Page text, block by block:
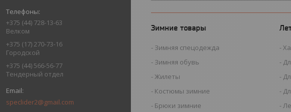
+375 (44) 728-13-63
Велком
+375 (17) 270-73-16
Городской
+375 (44) 566-56-77
Тендерный отдел
speclider2@gmail.com
Зимние товары
Зимняя спецодежда
Зимняя обувь
Жилеты
Костюмы зимние
Брюки зимние